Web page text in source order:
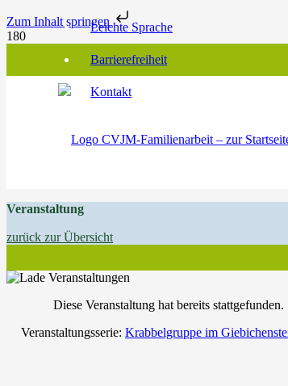
Zum Inhalt springenLeichte Sprache
Barrierefreiheit
Kontakt
Veranstaltung
zurück zur Übersicht
Diese Veranstaltung hat bereits stattgefunden.
Veranstaltungsserie: Krabbelgruppe im